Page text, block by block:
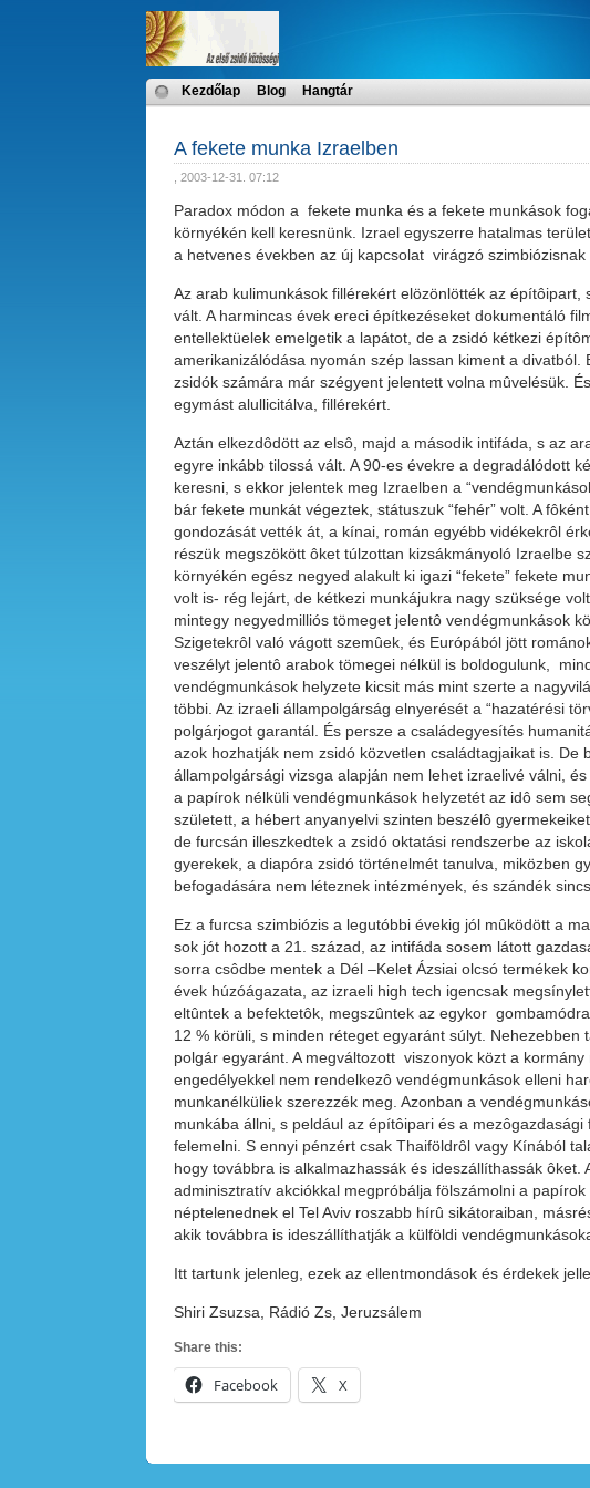
Kezdőlap Blog Hangtár
A fekete munka Izraelben
, 2003-12-31. 07:12
Paradox módon a fekete munka és a fekete munkások
környékén kell keresnünk. Izrael egyszerre hatalmas
a hetvenes években az új kapcsolat virágzó
Az arab kulimunkások fillérekért elözönlötték az
vált. A harmincas évek ereci építkezéseket dokumentáló
entellektüelek emelgetik a lapátot, de a zsidó kétkezi
amerikanizálódása nyomán szép lassan kiment a
zsidók számára már szégyent jelentett volna mûvelésük.
egymást alullicitálva, fillérekért.
Aztán elkezdôdött az elsô, majd a második intifáda, s az
egyre inkább tilossá vált. A 90-es évekre a degradálódott
keresni, s ekkor jelentek meg Izraelben a
bár fekete munkát végeztek, státuszuk “fehér” volt. A
gondozását vették át, a kínai, román egyébb vidékekrôl
részük megszökött ôket túlzottan kizsákmányoló Izraelbe
környékén egész negyed alakult ki igazi “fekete” fekete
volt is- rég lejárt, de kétkezi munkájukra nagy szüksége
mintegy negyedmilliós tömeget jelentô vendégmunkások
Szigetekrôl való vágott szemûek, és Európából jött
veszélyt jelentô arabok tömegei nélkül is boldogulunk,
vendégmunkások helyzete kicsit más mint szerte a
többi. Az izraeli állampolgárság elnyerését a “hazatérési
polgárjogot garantál. És persze a családegyesítés
azok hozhatják nem zsidó közvetlen családtagjaikat is.
állampolgársági vizsga alapján nem lehet izraelivé válni,
a papírok nélküli vendégmunkások helyzetét az idô sem
született, a hébert anyanyelvi szinten beszélô
de furcsán illeszkedtek a zsidó oktatási rendszerbe az
gyerekek, a diapóra zsidó történelmét tanulva, miközben
befogadására nem léteznek intézmények, és szándék
Ez a furcsa szimbiózis a legutóbbi évekig jól mûködött a
sok jót hozott a 21. század, az intifáda sosem látott
sorra csôdbe mentek a Dél –Kelet Ázsiai olcsó termékek
évek húzóágazata, az izraeli high tech igencsak
eltûntek a befektetôk, megszûntek az egykor
12 % körüli, s minden réteget egyaránt súlyt.
polgár egyaránt. A megváltozott viszonyok közt a
engedélyekkel nem rendelkezô vendégmunkások elleni
munkanélküliek szerezzék meg. Azonban a
munkába állni, s peldául az építôipari és a
felemelni. S ennyi pénzért csak Thaiföldrôl vagy Kínából
hogy továbbra is alkalmazhassák és ideszállíthassák
adminisztratív akciókkal megpróbálja fölszámolni a
néptelenednek el Tel Aviv roszabb hírû sikátoraiban,
akik továbbra is ideszállíthatják a külföldi
Itt tartunk jelenleg, ezek az ellentmondások és érdekek
Shiri Zsuzsa, Rádió Zs, Jeruzsálem
Share this:
Facebook X